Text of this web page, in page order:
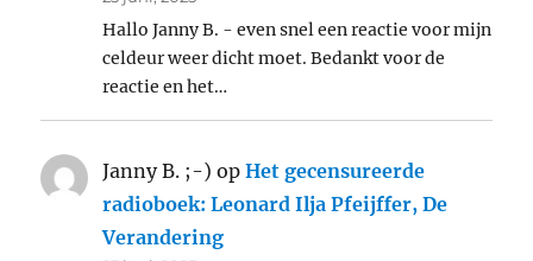
Hallo Janny B. - even snel een reactie voor mijn
celdeur weer dicht moet. Bedankt voor de
reactie en het…
Janny B. ;-) opHet gecensureerde
radioboek: Leonard Ilja Pfeijffer, De
Verandering